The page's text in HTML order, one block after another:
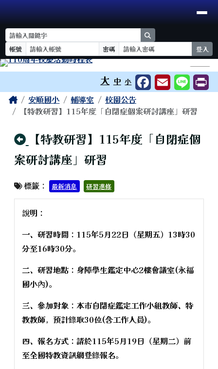
跳至主內容區
臺南市安順國小
導覽列
帳號
密碼 登入
⏸
大 中 小
主內容區域
Home安順國小 輔導室
校園公告
【特教研習】115年度「自閉症個案研討講座」研習
回上頁
【特教研習】115年度「自閉症個
案研討講座」研習
標籤： 最新消息 研習進修
說明：
一、研習時間：115年5月22日（星期五）13時30
分至16時30分。
二、研習地點：身障學生鑑定中心2樓會議室(永福
國小內)。
三、參加對象：本市自閉症鑑定工作小組教師、特
教教師，預計錄取30位(含工作人員)。
四、報名方式：請於115年5月19日（星期二）前
至全國特教資訊網登錄報名。
頁尾區域